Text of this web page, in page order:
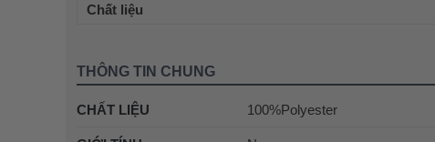
Chất liệu
THÔNG TIN CHUNG
CHẤT LIỆU 100%Polyester